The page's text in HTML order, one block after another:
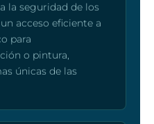
la seguridad de los
acceso eficiente a
para
o pintura,
únicas de las